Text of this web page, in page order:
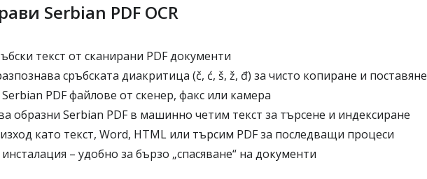
Serbian PDF OCR
текст от сканирани PDF документи
сръбската диакритица (č, ć, š, ž, đ) за чисто копиране и поставяне
PDF файлове от скенер, факс или камера
образни Serbian PDF в машинно четим текст за търсене и индексиране
като текст, Word, HTML или търсим PDF за последващи процеси
– удобно за бързо „спасяване“ на документи